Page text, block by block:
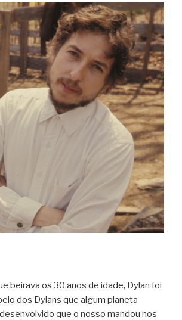
beirava os 30 anos de idade, Dylan foi
dos Dylans que algum planeta
que o nosso mandou nos